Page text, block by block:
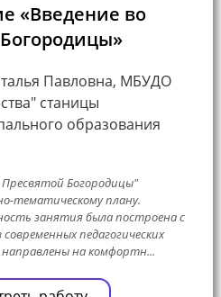
«Введение во
Павловна, МБУДО
станицы
образования
Богородицы"
тематическому плану.
занятия была построена с
педагогических
на комфортн...